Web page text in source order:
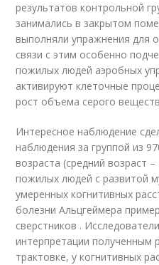
результатов контрольной
занимались в закрытом
выполняли упражнения для
связи с этим особенно
пожилых людей аэробных
активируют клеточные
рост объема серого
Интересное наблюдение
наблюдения за группой из
возраста (средний возраст
пожилых людей с развитой
умеренных когнитивных
болезни Альцгеймера
сверстников .
интерпретации полученным
трактовке, у когнитивных